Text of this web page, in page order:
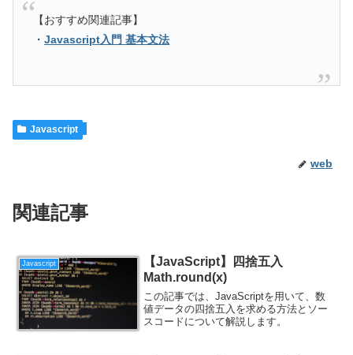
【おすすめ関連記事】
・Javascript入門 基本文法
Javascript
web
関連記事
Javascript
【JavaScript】四捨五入
Math.round(x)
この記事では、JavaScriptを用いて、数
値データの四捨五入を求める方法とソー
スコードについて解説します。